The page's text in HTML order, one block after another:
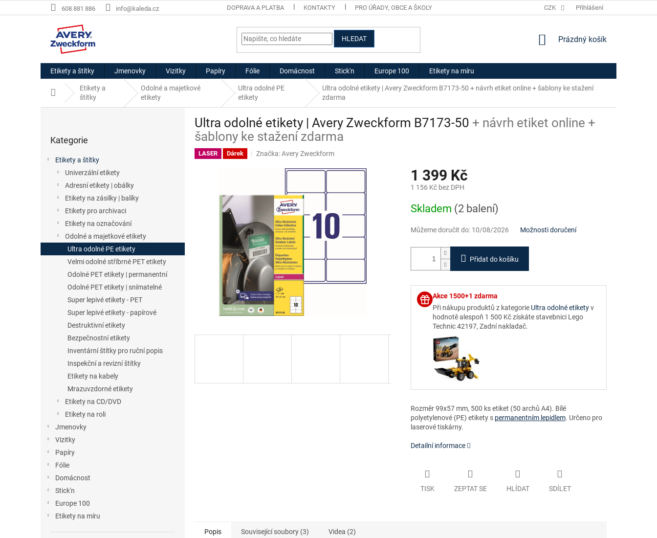
na
608 881 886 info@kaleda.cz DOPRAVA A PLATBA KONTAKTY PRO ÚŘADY, OBCE A ŠKOLY HODNOCENÍ OBCHODU
CZK Přihlášení
HLEDAT
NÁKUPNÍ
Prázdný košík
Etikety a štítky Jmenovky Vizitky Papíry Fólie Domácnost Stick'n Europe 100 Etikety na míru
Domů
Etikety a
štítky
Odolné a majetkové
etikety
Ultra odolné PE
etikety
Ultra odolné etikety | Avery Zweckform B7173-50 + návrh etiket online + šablony ke stažení
zdarma
e
l
kategorie
Kategorie
Etikety a štítky
Univerzální etikety
Adresní etikety | obálky
Etikety na zásilky | balíky
Etikety pro archivaci
Etikety na označování
Odolné a majetkové etikety
Ultra odolné PE etikety
Velmi odolné stříbrné PET etikety
Odolné PET etikety | permanentní
Odolné PET etikety | snímatelné
Super lepivé etikety - PET
Super lepivé etikety - papírové
Destruktivní etikety
Bezpečnostní etikety
Inventární štítky pro ruční popis
Inspekční a revizní štítky
Etikety na kabely
Mrazuvzdorné etikety
Etikety na CD/DVD
Etikety na roli
Jmenovky
Vizitky
Papíry
Fólie
Domácnost
Stick'n
Europe 100
Etikety na míru
Ultra odolné etikety | Avery Zweckform B7173-50 + návrh etiket online +
šablony ke stažení zdarma
LASER Dárek Značka:Avery Zweckform
1 399 Kč
1 156 Kč bez DPH
cena:
Skladem (2 balení)
Můžeme doručit do: 10/08/2026 Možnosti doručení
Přidat do košíku
Akce 1500+1 zdarma
Při nákupu produktů z kategorie Ultra odolné etiketyv
hodnotě alespoň 1 500 Kč získáte stavebnici Lego
Technic 42197, Zadní nakladač.
Rozměr 99x57 mm, 500 ks etiket (50 archů A4). Bílé
polyetylenové (PE) etikety s permanentním lepidlem. Určeno pro
laserové tiskárny.
Detailní informace
TISK ZEPTAT SE HLÍDAT SDÍLET
Popis Související soubory (3) Videa (2)